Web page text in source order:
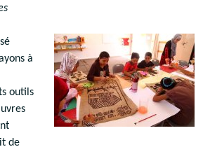
à
outils
de